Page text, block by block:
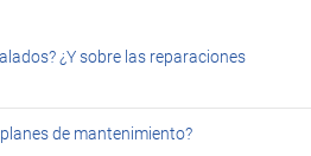
¿Y sobre las reparaciones
de mantenimiento?